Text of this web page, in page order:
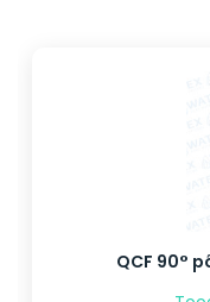
QCF 90°